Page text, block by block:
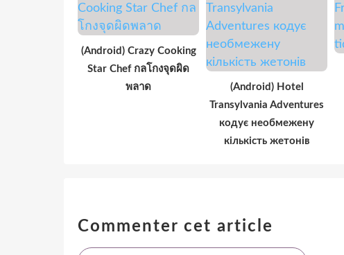
(Android) Crazy Cooking
Star Chef กลโกงจุดผิด
พลาด
(Android) Hotel
Transylvania Adventures
кодує необмежену
кількість жетонів
Commenter cet article